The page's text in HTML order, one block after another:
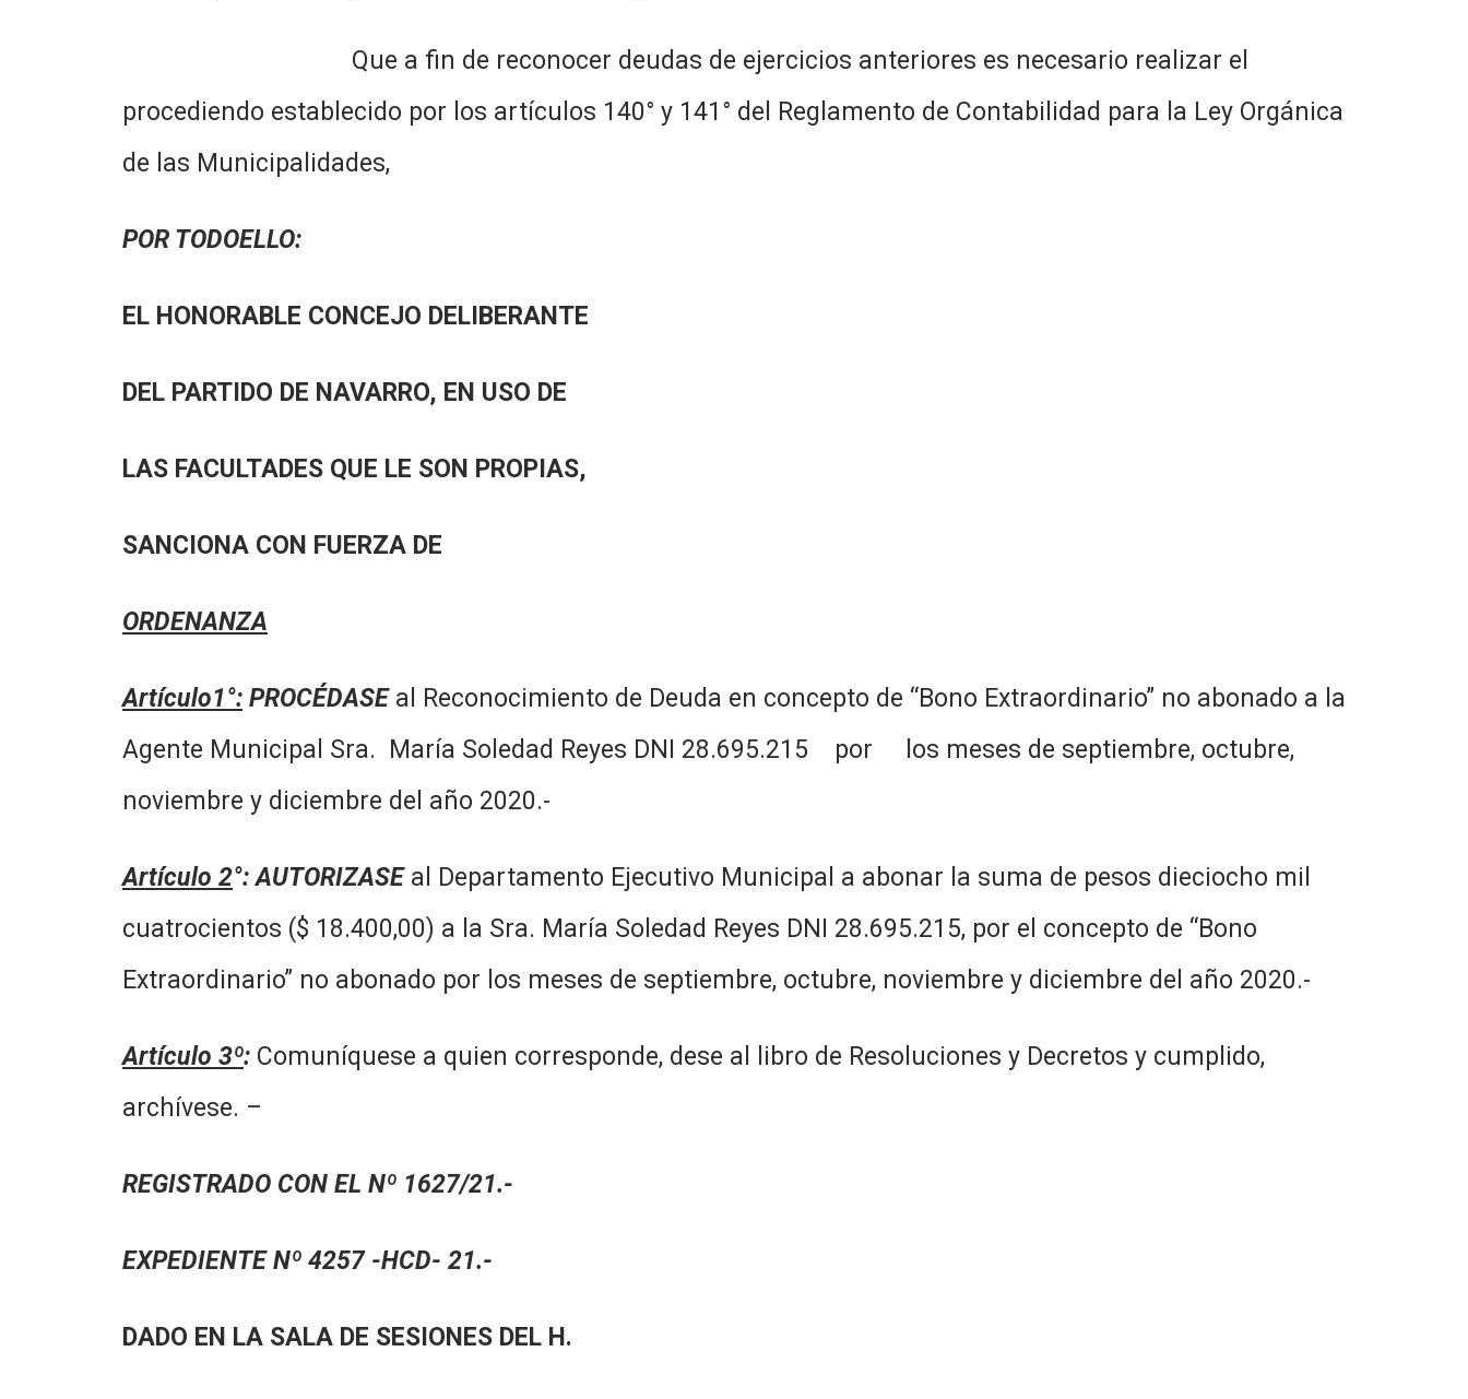
Que a fin de reconocer deudas de ejercicios anteriores es necesario realizar el
procediendo establecido por los artículos 140° y 141° del Reglamento de Contabilidad para la Ley Orgánica
de las Municipalidades,
POR TODOELLO:
EL HONORABLE CONCEJO DELIBERANTE
DEL PARTIDO DE NAVARRO, EN USO DE
LAS FACULTADES QUE LE SON PROPIAS,
SANCIONA CON FUERZA DE
ORDENANZA
Artículo1°: PROCÉDASEal Reconocimiento de Deuda en concepto de “Bono Extraordinario” no abonado a la
Agente Municipal Sra. María Soledad Reyes DNI 28.695.215 por los meses de septiembre, octubre,
noviembre y diciembre del año 2020.-
Artículo 2°: AUTORIZASEal Departamento Ejecutivo Municipal a abonar la suma de pesos dieciocho mil
cuatrocientos ($ 18.400,00) a la Sra. María Soledad Reyes DNI 28.695.215, por el concepto de “Bono
Extraordinario” no abonado por los meses de septiembre, octubre, noviembre y diciembre del año 2020.-
Artículo 3º: Comuníquese a quien corresponde, dese al libro de Resoluciones y Decretos y cumplido,
archívese. –
REGISTRADO CON EL Nº 1627/21.-
EXPEDIENTE Nº 4257 -HCD- 21.-
DADO EN LA SALA DE SESIONES DEL H.